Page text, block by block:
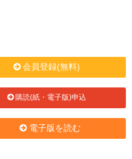
会員登録(無料)
購読(紙・電子版)申込
電子版を読む